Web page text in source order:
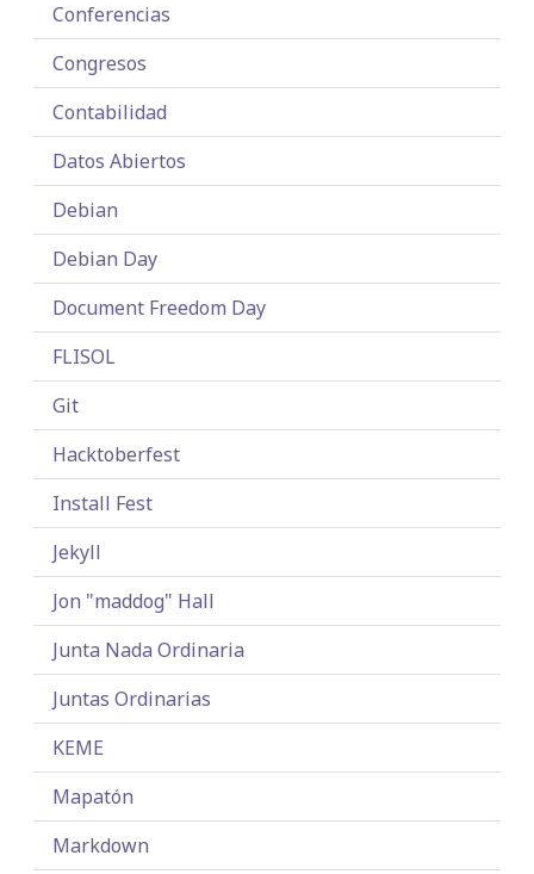
Conferencias
Congresos
Contabilidad
Datos Abiertos
Debian
Debian Day
Document Freedom Day
FLISOL
Git
Hacktoberfest
Install Fest
Jekyll
Jon "maddog" Hall
Junta Nada Ordinaria
Juntas Ordinarias
KEME
Mapatón
Markdown